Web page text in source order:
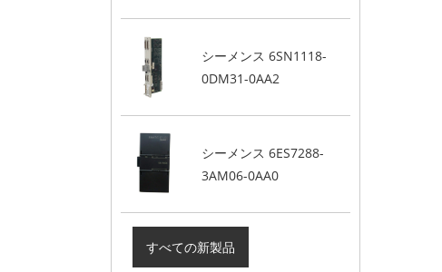
シーメンス 6SN1118-
0DM31-0AA2
シーメンス 6ES7288-
3AM06-0AA0
すべての新製品